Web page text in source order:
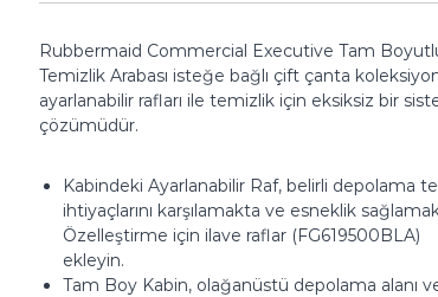
Rubbermaid Commercial Executive Tam
Temizlik Arabası isteğe bağlı çift çanta
ayarlanabilir rafları ile temizlik için eksiksiz bir
çözümüdür.
Kabindeki Ayarlanabilir Raf, belirli depolama
ihtiyaçlarını karşılamakta ve esneklik
Özelleştirme için ilave raflar (FG619500BLA)
ekleyin.
Tam Boy Kabin, olağanüstü depolama alanı